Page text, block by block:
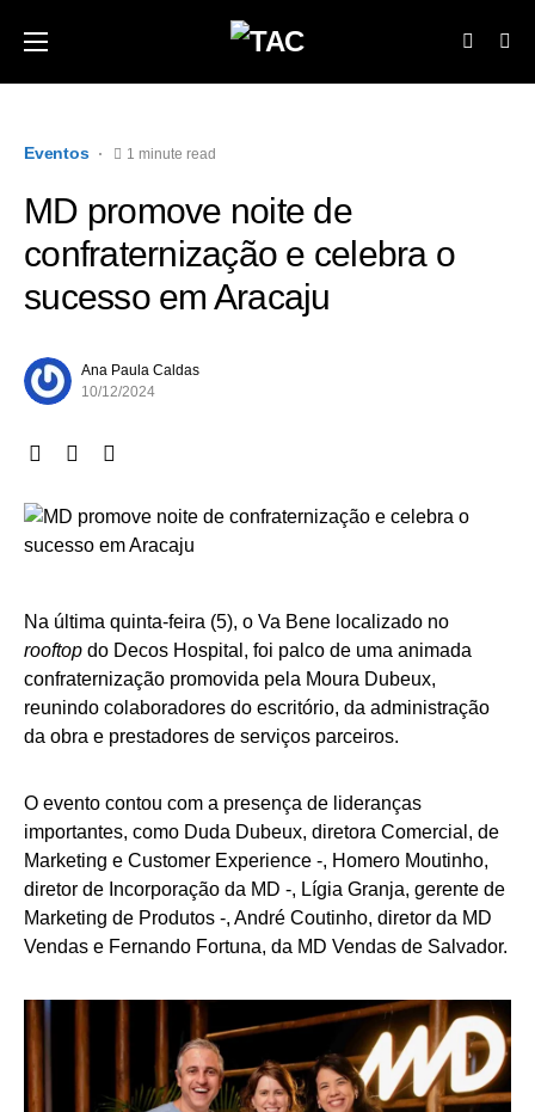
Eventos 1 minute read
MD promove noite de
confraternização e celebra o
sucesso em Aracaju
Ana Paula Caldas
10/12/2024
Na última quinta-feira (5), o Va Bene localizado no
rooftop do Decos Hospital, foi palco de uma animada
confraternização promovida pela Moura Dubeux,
reunindo colaboradores do escritório, da administração
da obra e prestadores de serviços parceiros.
O evento contou com a presença de lideranças
importantes, como Duda Dubeux, diretora Comercial, de
Marketing e Customer Experience -, Homero Moutinho,
diretor de Incorporação da MD -, Lígia Granja, gerente de
Marketing de Produtos -, André Coutinho, diretor da MD
Vendas e Fernando Fortuna, da MD Vendas de Salvador.